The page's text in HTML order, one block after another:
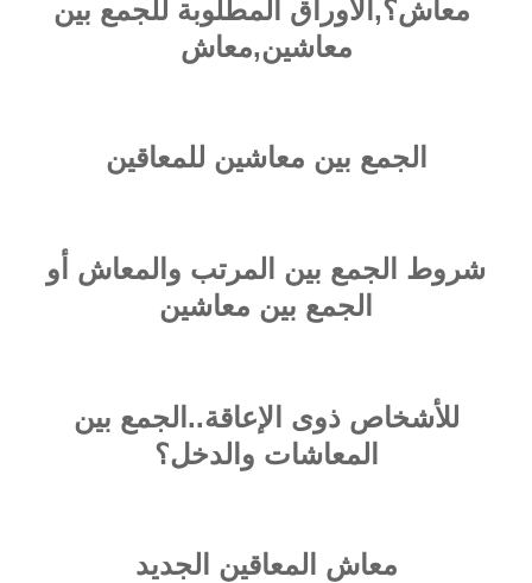
معاش؟,الأوراق المطلوبة للجمع بين
معاشين,معاش
الجمع بين معاشين للمعاقين
شروط الجمع بين المرتب والمعاش أو
الجمع بين معاشين
للأشخاص ذوى الإعاقة..الجمع بين
المعاشات والدخل؟
معاش المعاقين الجديد